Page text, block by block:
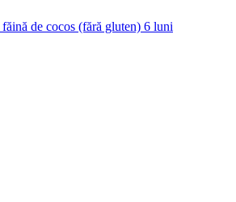
de cocos (fără gluten) 6 luni